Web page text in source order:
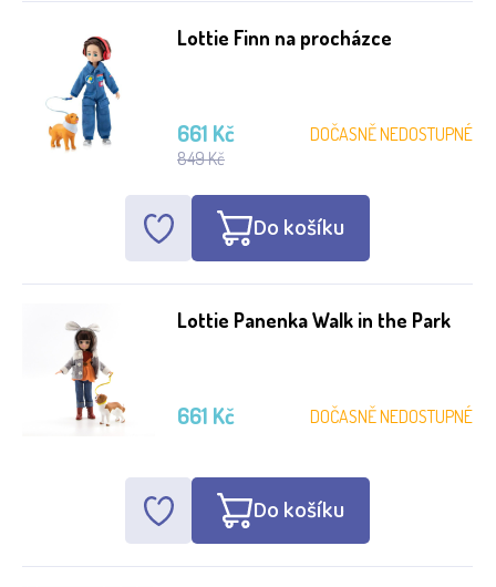
Lottie Finn na procházce
DOČASNĚ NEDOSTUPNÉ
661 Kč
849 Kč
Do košíku
Lottie Panenka Walk in the Park
DOČASNĚ NEDOSTUPNÉ
661 Kč
Do košíku